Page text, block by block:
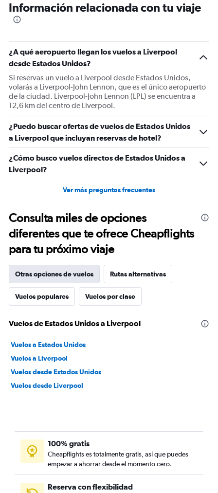
Información relacionada con tu viaje
¿A qué aeropuerto llegan los vuelos a Liverpool
desde Estados Unidos?
Si reservas un vuelo a Liverpool desde Estados Unidos,
volarás a Liverpool-John Lennon, que es el único aeropuerto
de la ciudad. Liverpool-John Lennon (LPL) se encuentra a
12,6 km del centro de Liverpool.
¿Puedo buscar ofertas de vuelos de Estados Unidos
a Liverpool que incluyan reservas de hotel?
¿Cómo busco vuelos directos de Estados Unidos a
Liverpool?
Ver más preguntas frecuentes
Consulta miles de opciones
diferentes que te ofrece Cheapflights
para tu próximo viaje
Otras opciones de vuelos Rutas alternativas
Vuelos populares Vuelos por clase
Vuelos de Estados Unidos a Liverpool
Vuelos a Estados Unidos
Vuelos a Liverpool
Vuelos desde Estados Unidos
Vuelos desde Liverpool
100% gratis
Cheapflights es totalmente gratis, así que puedes
empezar a ahorrar desde el momento cero.
Reserva con flexibilidad